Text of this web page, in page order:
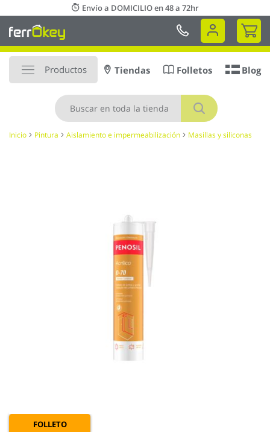
al
contenido
Envío a DOMICILIO en 48 a 72hr
Mi
Productos
Buscar
Tiendas Folletos Blog
Inicio Pintura Aislamiento e impermeabilización Masillas y siliconas
FOLLETO
Saltar